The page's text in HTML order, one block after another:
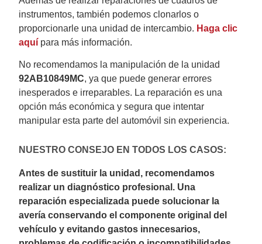
instrumentos, también podemos clonarlos o
proporcionarle una unidad de intercambio. Haga clic
aquí para más información.
No recomendamos la manipulación de la unidad
92AB10849MC, ya que puede generar errores
inesperados e irreparables. La reparación es una
opción más económica y segura que intentar
manipular esta parte del automóvil sin experiencia.
NUESTRO CONSEJO EN TODOS LOS CASOS:
Antes de sustituir la unidad, recomendamos
realizar un diagnóstico profesional. Una
reparación especializada puede solucionar la
avería conservando el componente original del
vehículo y evitando gastos innecesarios,